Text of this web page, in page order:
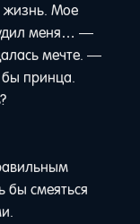
жизнь. Мое
меня… —
мечте. —
бы принца.
бы смеяться